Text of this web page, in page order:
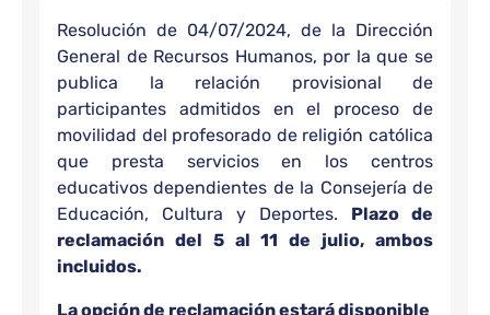
Resolución de 04/07/2024, de la Dirección
General de Recursos Humanos, por la que se
publica la relación provisional de
participantes admitidos en el proceso de
movilidad del profesorado de religión católica
que presta servicios en los centros
educativos dependientes de la Consejería de
Educación, Cultura y Deportes. Plazo de
reclamación del 5 al 11 de julio, ambos
incluidos.
La opción de reclamación estará disponible